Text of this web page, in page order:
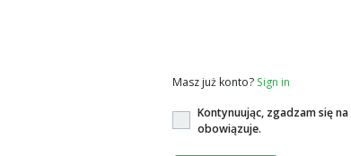
Masz już konto? Sign in
Kontynuując, zgadzam się na
obowiązuje.